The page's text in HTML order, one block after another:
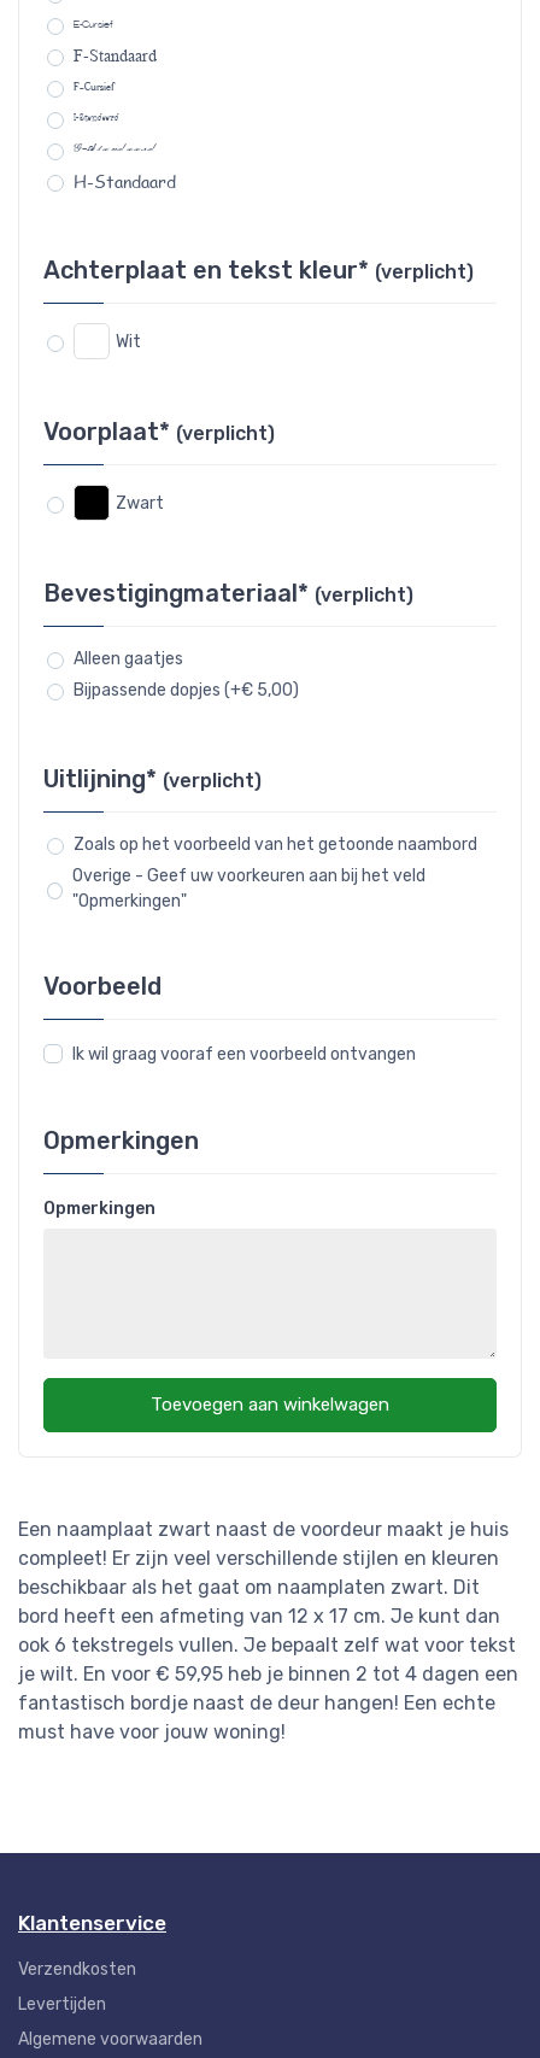
Een naamplaat zwart naast de voordeur maakt je huis
compleet! Er zijn veel verschillende stijlen en kleuren
beschikbaar als het gaat om naamplaten zwart. Dit
bord heeft een afmeting van 12 x 17 cm. Je kunt dan
ook 6 tekstregels vullen. Je bepaalt zelf wat voor tekst
je wilt. En voor € 59,95 heb je binnen 2 tot 4 dagen een
fantastisch bordje naast de deur hangen! Een echte
must have voor jouw woning!
E-Cursief
F-Standaard
F-Cursief
I-Standaard
G-Standaard
H-Standaard
Achterplaat en tekst kleur* (verplicht)
Wit
Voorplaat* (verplicht)
Zwart
Bevestigingmateriaal* (verplicht)
Alleen gaatjes
Bijpassende dopjes (+€ 5,00)
Uitlijning* (verplicht)
Zoals op het voorbeeld van het getoonde naambord
Overige - Geef uw voorkeuren aan bij het veld
"Opmerkingen"
Voorbeeld
Ik wil graag vooraf een voorbeeld ontvangen
Opmerkingen
Opmerkingen
Toevoegen aan winkelwagen
Klantenservice
Verzendkosten
Levertijden
Algemene voorwaarden